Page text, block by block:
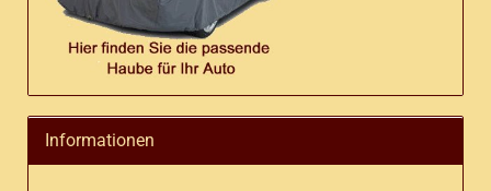
Informationen